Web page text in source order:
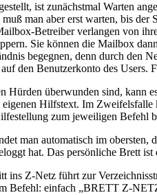
ist zunächstmal Warten
man aber erst warten, bis der
Betreiber verlangen von
Sie können die Mailbox
begegnen, denn durch den
den Benutzerkonto des Users.
Hürden überwunden sind, kann
eigenen Hilfstext. Im
zum jeweiligen Befehl
man automatisch im obersten,
hat. Das persönliche Brett
ins Z-Netz führt zur
Befehl: einfach „BRETT Z-